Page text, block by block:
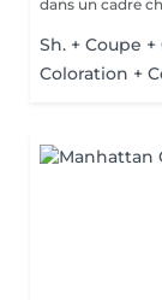
dans un cadre
Sh. + Coupe
Coloration +